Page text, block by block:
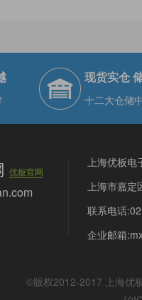
现货实仓
十二大仓储
优板官网
上海优板电
上海市嘉定
联系电话
企业邮箱
©版权2012-2017 上海优